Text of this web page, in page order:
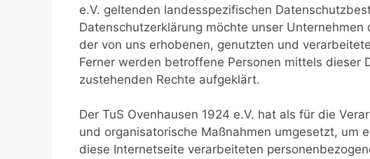
e.V. geltenden landesspezifischen
Datenschutzerklärung möchte unser
der von uns erhobenen, genutzten und
Ferner werden betroffene Personen mittels dieser
zustehenden Rechte aufgeklärt.
Der TuS Ovenhausen 1924 e.V. hat als für die
und organisatorische Maßnahmen umgesetzt, um
diese Internetseite verarbeiteten